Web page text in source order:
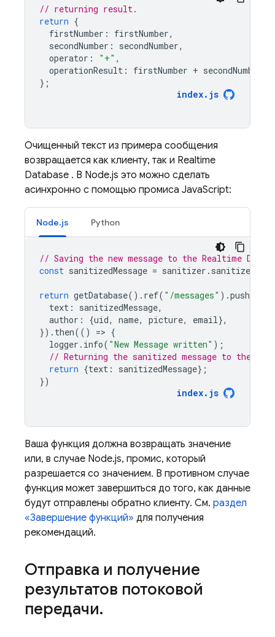
// returning result.
return {
firstNumber : firstNumber,
secondNumber : secondNumber,
operator : "+" ,
operationResult : firstNumber + secondNumber
};
index. js
Очищенный текст из примера сообщения
возвращается как клиенту, так и Realtime
Database . В Node.js это можно сделать
асинхронно с помощью промиса JavaScript:
Node.js Python
// Saving the new message to the Realtime
const sanitizedMessage = sanitizer . sanitizeText
return getDatabase(). ref( "/messages" ).push
text : sanitizedMessage,
author : {uid, name, picture, email},
}). then(() => {
logger . info( "New Message written" );
// Returning the sanitized message to the
return {text : sanitizedMessage};
})
index. js
Ваша функция должна возвращать значение
или, в случае Node.js, промис, который
разрешается со значением. В противном случае
функция может завершиться до того, как данные
будут отправлены обратно клиенту. См. раздел
«Завершение функций» для получения
рекомендаций.
Отправка и получение
результатов потоковой
передачи.